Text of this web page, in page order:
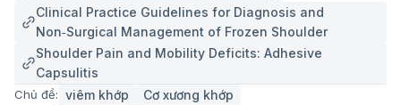
Clinical Practice Guidelines for Diagnosis and
Non‑Surgical Management of Frozen Shoulder
Shoulder Pain and Mobility Deficits: Adhesive
Capsulitis
Chủ đề: viêm khớp Cơ xương khớp